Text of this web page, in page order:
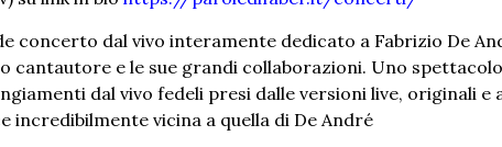
concerto dal vivo interamente dedicato a Fabrizio De
cantautore e le sue grandi collaborazioni. Uno spettacolo
dal vivo fedeli presi dalle versioni live, originali e
incredibilmente vicina a quella di De André